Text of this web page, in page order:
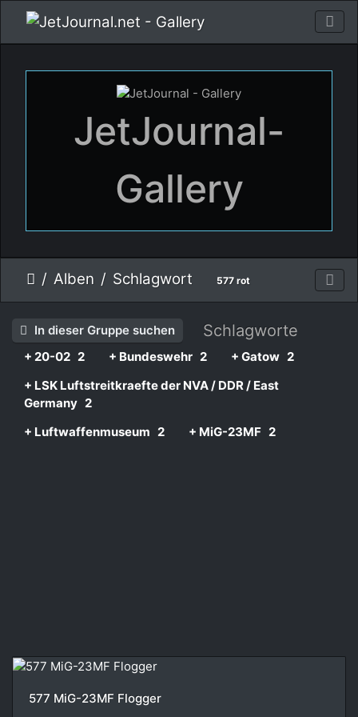
JetJournal-
Gallery
Alben Schlagwort 577 rot
In dieser Gruppe suchen Schlagworte
+ 20-02 2 + Bundeswehr 2 + Gatow 2
+ LSK Luftstreitkraefte der NVA / DDR / East
Germany 2
+ Luftwaffenmuseum 2 + MiG-23MF 2
577 MiG-23MF Flogger